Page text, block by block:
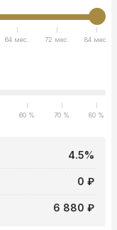
64 мес. 72 мес. 84 мес.
60 % 70 % 80 %
4.5%
0 ₽
6 880 ₽